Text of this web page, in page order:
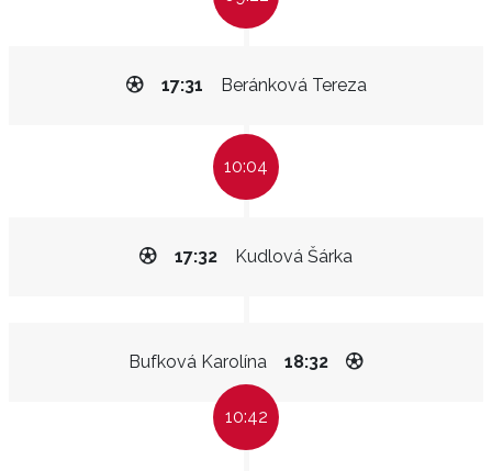
Beránková Tereza
17:31
10:04
Kudlová Šárka
17:32
Bufková Karolína 18:32
10:42